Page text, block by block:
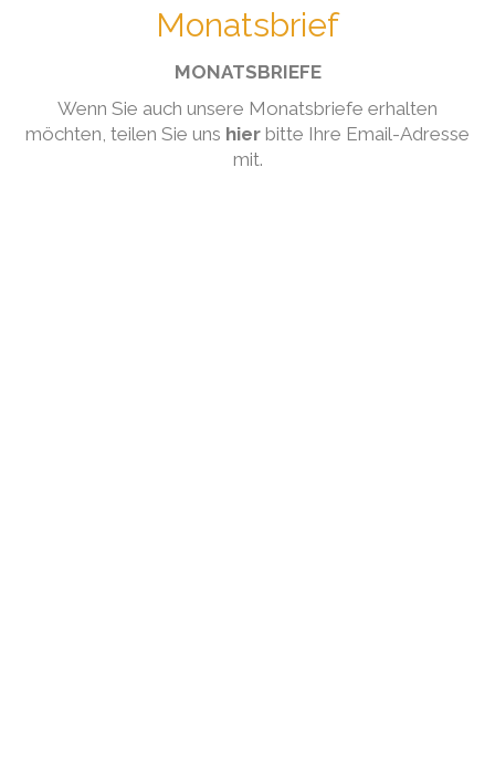
Monatsbrief
MONATSBRIEFE
Wenn Sie auch unsere Monatsbriefe erhalten
möchten, teilen Sie uns hier bitte Ihre Email-Adresse
mit.